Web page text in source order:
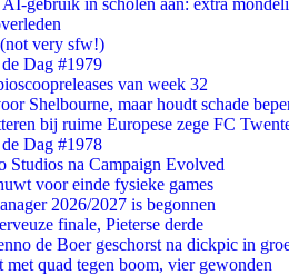
gebruik in scholen aan: extra
very sfw!)
Dag #1979
van week 32
Shelbourne, maar houdt schade
bij ruime Europese zege FC
Dag #1978
Studios na Campaign Evolved
voor einde fysieke games
2026/2027 is begonnen
finale, Pieterse derde
de Boer geschorst na dickpic in
met quad tegen boom, vier gewonden